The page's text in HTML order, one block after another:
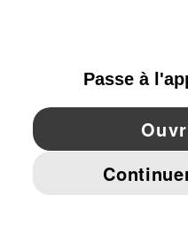
YouTube Twitter